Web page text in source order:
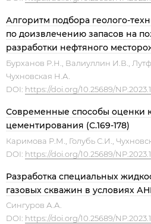
Алгоритм подбора геолого-
по доизвлечению запасов на
разработки нефтяного
Бурханов Р.Н., Валиуллин И.В.,
Чухновская Н.А.
DOI: https://doi.org/10.25689/
Современные способы оценки
цементирования (С.169-178)
Каримова Р.М., Голубь С.И.,
DOI: https://doi.org/10.25689/
Разработка специальных
газовых скважин в условиях
Сингуров А.А.
DOI: https://doi.org/10.25689/